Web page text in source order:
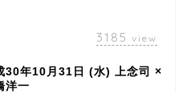
3185 view
30年10月31日 (水) 上念司 ×
洋一